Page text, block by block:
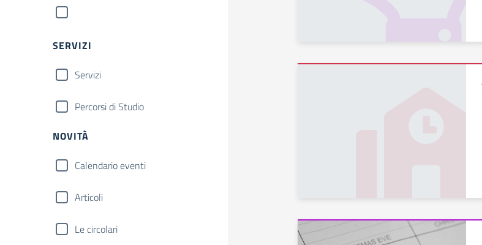
SERVIZI
Servizi
Percorsi di Studio
NOVITÀ
Calendario eventi
Articoli
Le circolari